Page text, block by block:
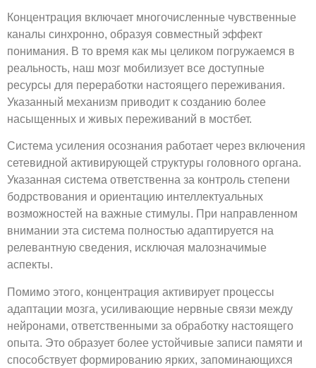
Концентрация включает многочисленные чувственные
каналы синхронно, образуя совместный эффект
понимания. В то время как мы целиком погружаемся в
реальность, наш мозг мобилизует все доступные
ресурсы для переработки настоящего переживания.
Указанный механизм приводит к созданию более
насыщенных и живых переживаний в мостбет.
Система усиления осознания работает через включения
сетевидной активирующей структуры головного органа.
Указанная система ответственна за контроль степени
бодрствования и ориентацию интеллектуальных
возможностей на важные стимулы. При направленном
внимании эта система полностью адаптируется на
релевантную сведения, исключая малозначимые
аспекты.
Помимо этого, концентрация активирует процессы
адаптации мозга, усиливающие нервные связи между
нейронами, ответственными за обработку настоящего
опыта. Это образует более устойчивые записи памяти и
способствует формированию ярких, запоминающихся